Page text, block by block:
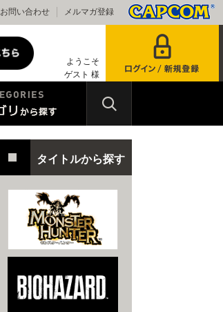
お問い合わせ メルマガ登録
ようこそ
ゲスト 様
タイトルから探す